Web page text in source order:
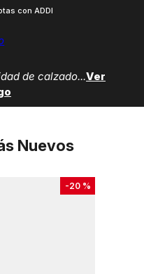
con ADDI
de calzado...Ver
Nuevos
-20 %